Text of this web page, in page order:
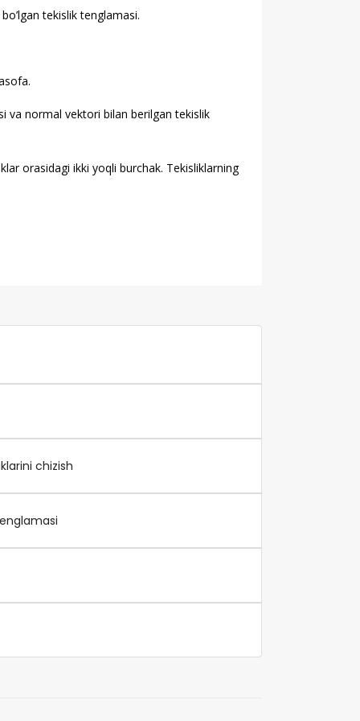
tekislik tenglamasi.
va normal vektori bilan berilgan tekislik
orasidagi ikki yoqli burchak. Tekisliklarning
chizish